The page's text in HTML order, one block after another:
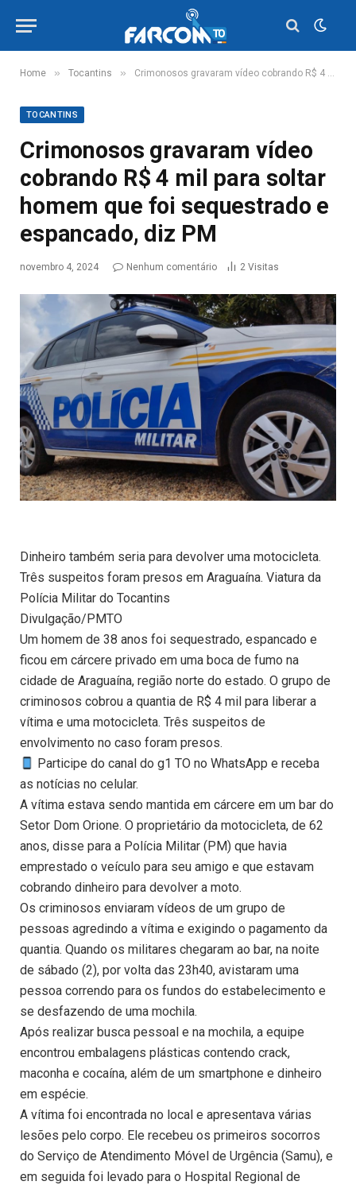
Home » Tocantins » Crimonosos gravaram vídeo cobrando R$ 4 mil para soltar homem que foi sequestrado e espancado, diz PM
TOCANTINS
Crimonosos gravaram vídeo
cobrando R$ 4 mil para soltar
homem que foi sequestrado e
espancado, diz PM
novembro 4, 2024 Nenhum comentário 2 Visitas
Dinheiro também seria para devolver uma motocicleta.
Três suspeitos foram presos em Araguaína. Viatura da
Polícia Militar do Tocantins
Divulgação/PMTO
Um homem de 38 anos foi sequestrado, espancado e
ficou em cárcere privado em uma boca de fumo na
cidade de Araguaína, região norte do estado. O grupo de
criminosos cobrou a quantia de R$ 4 mil para liberar a
vítima e uma motocicleta. Três suspeitos de
envolvimento no caso foram presos.
Participe do canal do g1 TO no WhatsApp e receba
as notícias no celular.
A vítima estava sendo mantida em cárcere em um bar do
Setor Dom Orione. O proprietário da motocicleta, de 62
anos, disse para a Polícia Militar (PM) que havia
emprestado o veículo para seu amigo e que estavam
cobrando dinheiro para devolver a moto.
Os criminosos enviaram vídeos de um grupo de
pessoas agredindo a vítima e exigindo o pagamento da
quantia. Quando os militares chegaram ao bar, na noite
de sábado (2), por volta das 23h40, avistaram uma
pessoa correndo para os fundos do estabelecimento e
se desfazendo de uma mochila.
Após realizar busca pessoal e na mochila, a equipe
encontrou embalagens plásticas contendo crack,
maconha e cocaína, além de um smartphone e dinheiro
em espécie.
A vítima foi encontrada no local e apresentava várias
lesões pelo corpo. Ele recebeu os primeiros socorros
do Serviço de Atendimento Móvel de Urgência (Samu), e
em seguida foi levado para o Hospital Regional de